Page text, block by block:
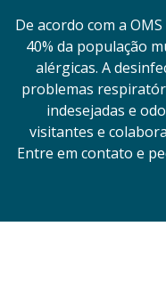
De acordo com a
40% da população
alérgicas. A
problemas
indesejadas e
visitantes e
Entre em contato e